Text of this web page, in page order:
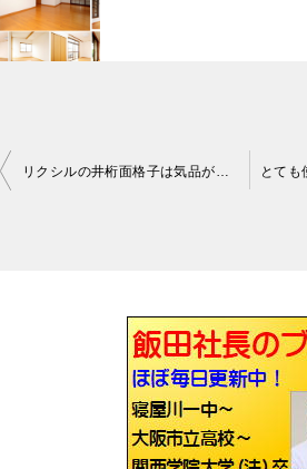
ゲ
ー
シ
ョ
リクシルの井桁面格子は気品があります京田辺